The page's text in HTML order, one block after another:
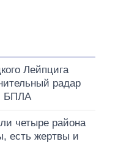
Лейпцига
радар
БПЛА
четыре района
есть жертвы и